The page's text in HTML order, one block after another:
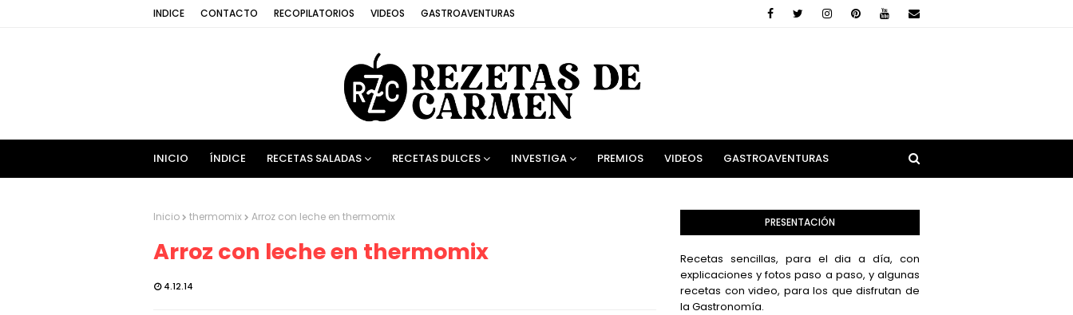
INDICE CONTACTO RECOPILATORIOS VIDEOS GASTROAVENTURAS
INICIO ÍNDICE RECETAS SALADAS RECETAS DULCES INVESTIGA PREMIOS VIDEOS GASTROAVENTURAS
Inicio thermomix Arroz con leche en thermomix
Arroz con leche en thermomix
4.12.14
PRESENTACIÓN
Recetas sencillas, para el dia a día, con
explicaciones y fotos paso a paso, y algunas
recetas con video, para los que disfrutan de
la Gastronomía.